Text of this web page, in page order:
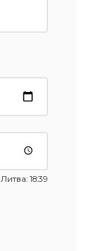
Литва: 18:39